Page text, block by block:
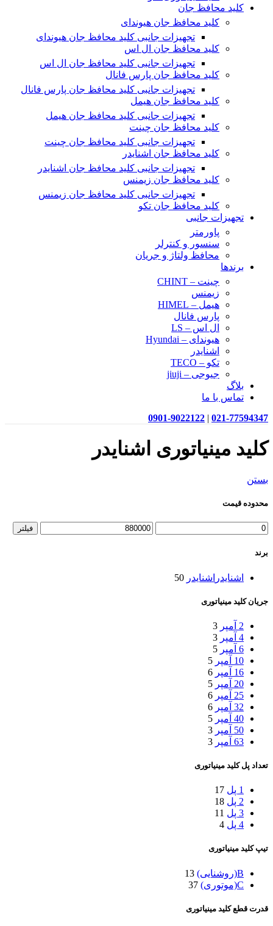
کلید محافظ جان
کلید محافظ جان هیوندای
تجهیزات جانبی کلید محافظ جان هیوندای
کلید محافظ جان ال اس
تجهیزات جانبی کلید محافظ جان ال اس
کلید محافظ جان پارس فانال
تجهیزات جانبی کلید محافظ جان پارس فانال
کلید محافظ جان هیمل
تجهیزات جانبی کلید محافظ جان هیمل
کلید محافظ جان چینت
تجهیزات جانبی کلید محافظ جان چینت
کلید محافظ جان اشنایدر
تجهیزات جانبی کلید محافظ جان اشنایدر
کلید محافظ جان زیمنس
تجهیزات جانبی کلید محافظ جان زیمنس
کلید محافظ جان تکو
تجهیزات جانبی
پاورمتر
سنسور و کنترلر
محافظ ولتاژ و‌ جریان
برندها
چینت – CHINT
زیمنس
هیمل – HIMEL
پارس فانال
ال اس – LS
هیوندای – Hyundai
اشنایدر
تکو – TECO
جیوجی – jiuji
بلاگ
تماس با ما
021-77594347
|
0901-9022122
کلید مینیاتوری اشنایدر
بستن
محدوده قیمت
حداقل
حداکثر
فیلتر
برند
اشنایدر اشنایدر 50
جریان کلید مینیاتوری
2 آمپر
3
4 آمپر
3
6 آمپر
5
10 آمپر
5
16 آمپر
6
20 آمپر
5
25 آمپر
6
32 آمپر
6
40 آمپر
5
50 آمپر
3
63 آمپر
3
تعداد پل کلید مینیاتوری
1 پل
17
2 پل
18
3 پل
11
4 پل
4
تیپ کلید مینیاتوری
B(روشنایی)
13
C(موتوری)
37
قدرت قطع کلید مینیاتوری